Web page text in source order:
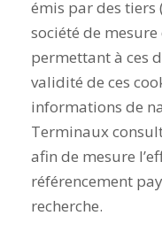
émis par des tiers
société de mesure
permettant à ces
validité de ces
informations de
Terminaux
afin de mesure
référencement
recherche.